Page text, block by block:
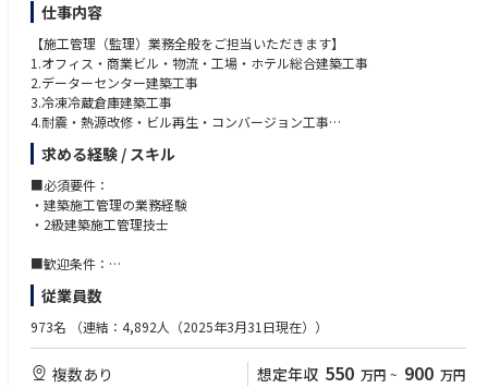
仕事内容
【施⼯管理（監理）業務全般をご担当いただきます】
1.オフィス・商業ビル・物流・⼯場・ホテル総合建築⼯事
2.データーセンター建築⼯事
3.冷凍冷蔵倉庫建築⼯事
4.耐震・熱源改修・ビル再生・コンバージョン⼯事
■具体的には
作業所における現場運営、⼯程管理、安全管理、原価管理等の業務を担当
していただきます。
現場への直⾏～直帰が多いです。現場付近に現場事務所を設置します。
⼯期：1〜2年が多いです。
◆◆◆ ここがポイント ◆◆◆
・施⼯計画、施⼯管理の本来の業務に特化できる新しい仕事の形を目指す
ゼネコンです。
（書類・写真・施⼯図・請求書管理は、事務及びBPOが担当）
求める経験 / スキル
■必須要件：
・建築施⼯管理の業務経験
・2級建築施⼯管理技⼠
■歓迎条件：
・1級建築施⼯管理技⼠
従業員数
973名 （連結：4,892人（2025年3月31日現在））
複数あり 想定年収 550 万円 ~ 900 万円